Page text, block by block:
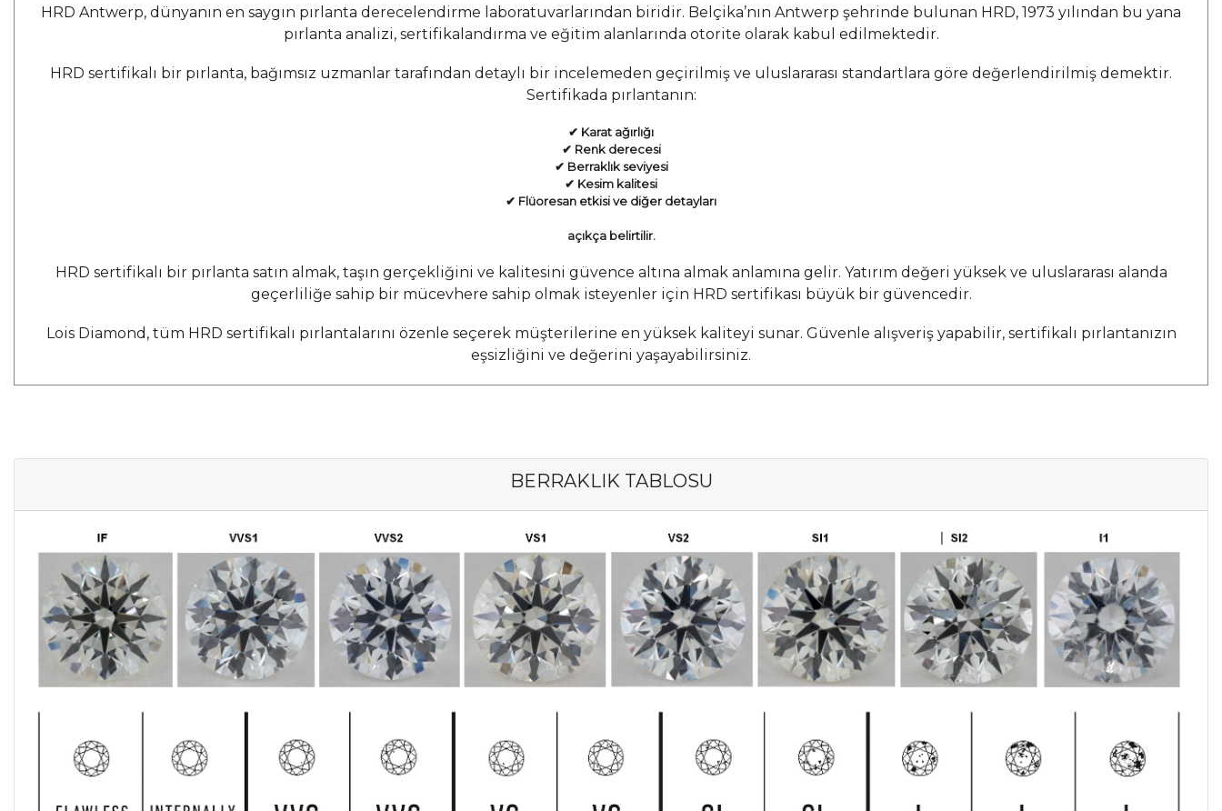
HRD Antwerp, dünyanın en saygın pırlanta derecelendirme laboratuvarlarından biridir. Belçika’nın Antwerp şehrinde bulunan HRD, 1973 yılından bu yana
pırlanta analizi, sertifikalandırma ve eğitim alanlarında otorite olarak kabul edilmektedir.
HRD sertifikalı bir pırlanta, bağımsız uzmanlar tarafından detaylı bir incelemeden geçirilmiş ve uluslararası standartlara göre değerlendirilmiş demektir.
Sertifikada pırlantanın:
✔ Karat ağırlığı
✔ Renk derecesi
✔ Berraklık seviyesi
✔ Kesim kalitesi
✔ Flüoresan etkisi ve diğer detayları
açıkça belirtilir.
HRD sertifikalı bir pırlanta satın almak, taşın gerçekliğini ve kalitesini güvence altına almak anlamına gelir. Yatırım değeri yüksek ve uluslararası alanda
geçerliliğe sahip bir mücevhere sahip olmak isteyenler için HRD sertifikası büyük bir güvencedir.
Lois Diamond, tüm HRD sertifikalı pırlantalarını özenle seçerek müşterilerine en yüksek kaliteyi sunar. Güvenle alışveriş yapabilir, sertifikalı pırlantanızın
eşsizliğini ve değerini yaşayabilirsiniz.
BERRAKLIK TABLOSU